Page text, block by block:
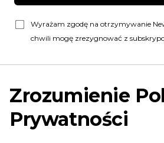
Wyrażam zgodę na otrzymywanie
chwili mogę zrezygnować z
Zrozumienie
Prywatności